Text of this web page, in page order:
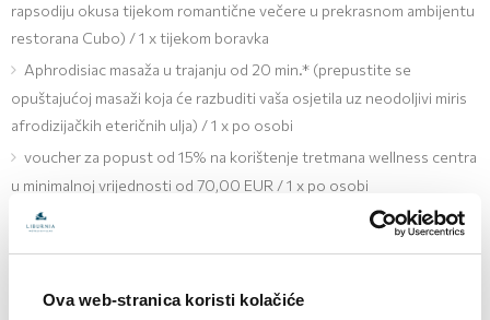
Ova web-stranica koristi kolačiće
rapsodiju okusa tijekom romantične večere u prekrasnom ambijentu
restorana Cubo) / 1 x tijekom boravka
Aphrodisiac masaža u trajanju od 20 min.* (prepustite se
opuštajućoj masaži koja će razbuditi vaša osjetila uz neodoljivi miris
afrodizijačkih eteričnih ulja) / 1 x po osobi
voucher za popust od 15% na korištenje tretmana wellness centra
u minimalnoj vrijednosti od 70,00 EUR / 1 x po osobi
wellness set (ogrtač, papuče) po dolasku u sobu
neograničeno korištenje unutarnjeg bazena s grijanom morskom
ledena fontana, grijani ležajevi, whirlpool za 7 osoba)